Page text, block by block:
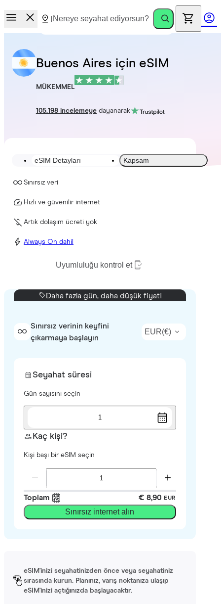
Buenos Aires için eSIM
MÜKEMMEL
105.198 incelemeyedayanarak
eSIM Detayları Kapsam
Sınırsız veri
Hızlı ve güvenilir internet
Artık dolaşım ücreti yok
Always On dahil
Uyumluluğu kontrol et
Daha fazla gün, daha düşük fiyat!
Sınırsız verinin keyfini
çıkarmaya başlayın
EUR(€)
Seyahat süresi
Gün sayısını seçin
1
Kaç kişi?
Kişi başı bir eSIM seçin
Toplam € 8,90 EUR
Sınırsız internet alın
eSIM'inizi seyahatinizden önce veya seyahatiniz
sırasında kurun. Planınız, varış noktanıza ulaşıp
eSIM'inizi açtığınızda başlayacaktır.